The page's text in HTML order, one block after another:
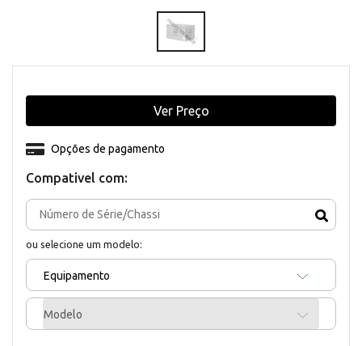
Compativel com:
ou selecione um modelo:
Equipamento
Modelo
Opções de pagamento
Ver Preço